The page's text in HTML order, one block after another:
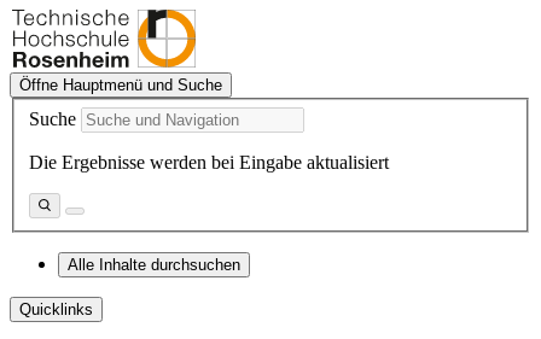
Öffne Hauptmenü und Suche
Suche
Die Ergebnisse werden bei Eingabe aktualisiert
Alle Inhalte durchsuchen
Quicklinks